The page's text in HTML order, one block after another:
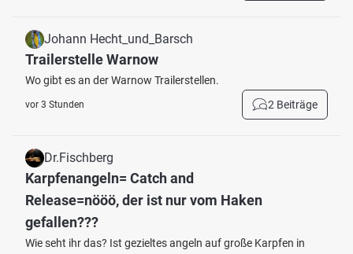
Johann Hecht_und_Barsch
Trailerstelle Warnow
Wo gibt es an der Warnow Trailerstellen.
vor 3 Stunden 2 Beiträge
Dr.Fischberg
Karpfenangeln= Catch and
Release=nööö, der ist nur vom Haken
gefallen???
Wie seht ihr das? Ist gezieltes angeln auf große Karpfen in